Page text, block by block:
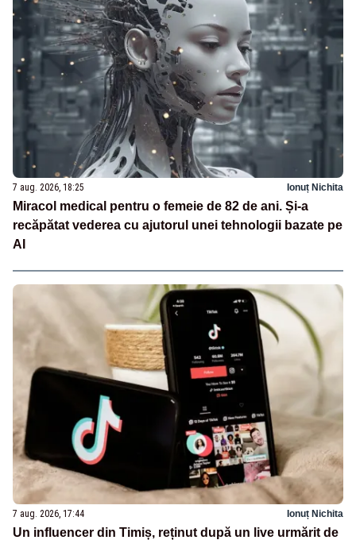
7 aug. 2026, 18:25 Ionuț Nichita
Miracol medical pentru o femeie de 82 de ani. Și-a
recăpătat vederea cu ajutorul unei tehnologii bazate pe
AI
7 aug. 2026, 17:44 Ionuț Nichita
Un influencer din Timiș, reținut după un live urmărit de